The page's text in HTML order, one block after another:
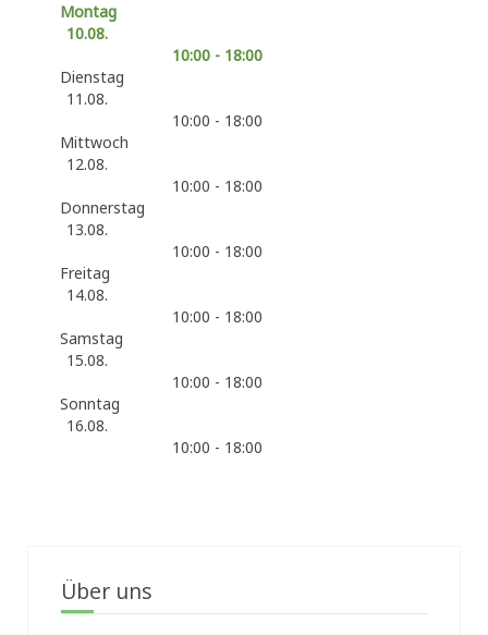
Montag
10.08.
10:00 - 18:00
Dienstag
11.08.
10:00 - 18:00
Mittwoch
12.08.
10:00 - 18:00
Donnerstag
13.08.
10:00 - 18:00
Freitag
14.08.
10:00 - 18:00
Samstag
15.08.
10:00 - 18:00
Sonntag
16.08.
10:00 - 18:00
Über uns